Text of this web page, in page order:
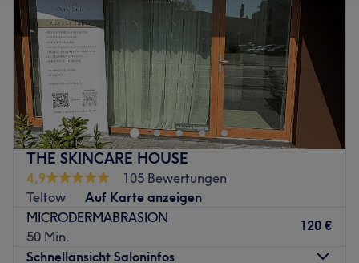
THE SKINCARE HOUSE
4,9
105 Bewertungen
Teltow
Auf Karte anzeigen
MICRODERMABRASION
50 Min.
120 €
Schnellansicht Saloninfos